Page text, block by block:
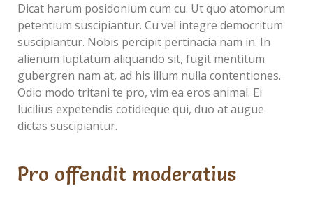
Dicat harum posidonium cum cu. Ut quo atomorum
petentium suscipiantur. Cu vel integre democritum
suscipiantur. Nobis percipit pertinacia nam in. In
alienum luptatum aliquando sit, fugit mentitum
gubergren nam at, ad his illum nulla contentiones.
Odio modo tritani te pro, vim ea eros animal. Ei
lucilius expetendis cotidieque qui, duo at augue
dictas suscipiantur.
Pro offendit moderatius